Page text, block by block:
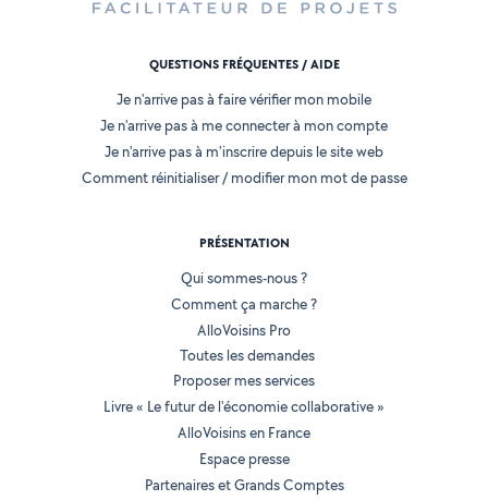
QUESTIONS FRÉQUENTES / AIDE
Je n'arrive pas à faire vérifier mon mobile
Je n'arrive pas à me connecter à mon compte
Je n'arrive pas à m'inscrire depuis le site web
Comment réinitialiser / modifier mon mot de passe
PRÉSENTATION
Qui sommes-nous ?
Comment ça marche ?
AlloVoisins Pro
Toutes les demandes
Proposer mes services
Livre « Le futur de l'économie collaborative »
AlloVoisins en France
Espace presse
Partenaires et Grands Comptes